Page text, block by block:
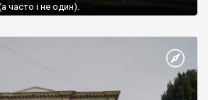
часто і не один).